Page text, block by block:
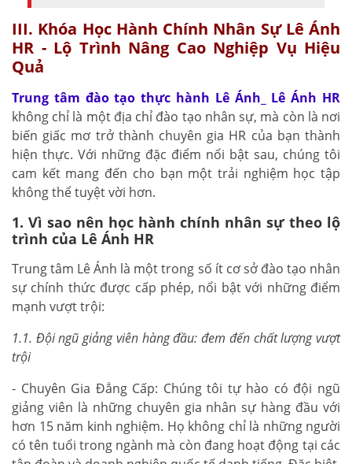
III. Khóa Học Hành Chính Nhân Sự Lê Ánh
HR - Lộ Trình Nâng Cao Nghiệp Vụ Hiệu
Quả
Trung tâm đào tạo thực hành Lê Ánh_ Lê Ánh HR
không chỉ là một địa chỉ đào tạo nhân sự, mà còn là nơi
biến giấc mơ trở thành chuyên gia HR của bạn thành
hiện thực. Với những đặc điểm nổi bật sau, chúng tôi
cam kết mang đến cho bạn một trải nghiệm học tập
không thể tuyệt vời hơn.
1. Vì sao nên học hành chính nhân sự theo lộ
trình của Lê Ánh HR
Trung tâm Lê Ánh là một trong số ít cơ sở đào tạo nhân
sự chính thức được cấp phép, nổi bật với những điểm
mạnh vượt trội:
1.1. Đội ngũ giảng viên hàng đầu: đem đến chất lượng vượt
trội
- Chuyên Gia Đẳng Cấp: Chúng tôi tự hào có đội ngũ
giảng viên là những chuyên gia nhân sự hàng đầu với
hơn 15 năm kinh nghiệm. Họ không chỉ là những người
có tên tuổi trong ngành mà còn đang hoạt động tại các